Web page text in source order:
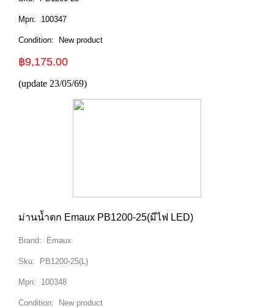
Mpn: 100347
Condition: New product
฿9,175.00
(update 23/05/69)
ม่านน้ำตก Emaux PB1200-25(มีไฟ LED)
Brand: Emaux
Sku: PB1200-25(L)
Mpn: 100348
Condition: New product